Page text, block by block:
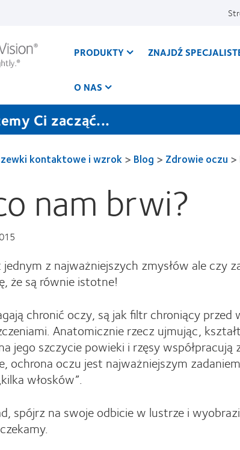
PRODUKTY ZNAJDŹ
O NAS
Ci zacząć...
kontaktowe i wzrok> Blog > Zdrowie oczu >
nam brwi?
z najważniejszych zmysłów ale czy
że są równie istotne!
chronić oczy, są jak filtr chroniący
Anatomicznie rzecz ujmując,
jego szczycie powieki i rzęsy
ochrona oczu jest najważniejszym
włosków”.
spójrz na swoje odbicie w lustrze i